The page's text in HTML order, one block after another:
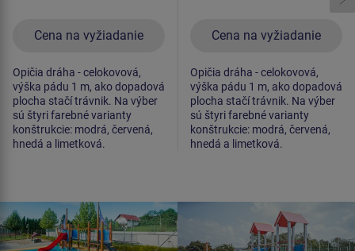
Cena na vyžiadanie
Opičia dráha - celokovová,
výška pádu 1 m, ako dopadová
plocha stačí trávnik. Na výber
sú štyri farebné varianty
konštrukcie: modrá, červená,
hnedá a limetková.
Cena na vyžiadanie
Opičia dráha - celokovová,
výška pádu 1 m, ako dopadová
plocha stačí trávnik. Na výber
sú štyri farebné varianty
konštrukcie: modrá, červená,
hnedá a limetková.